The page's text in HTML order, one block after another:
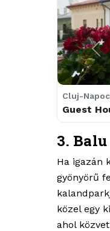
Cluj-
Guest
3.
Ha igazán
gyönyörű
közel egy
ahol